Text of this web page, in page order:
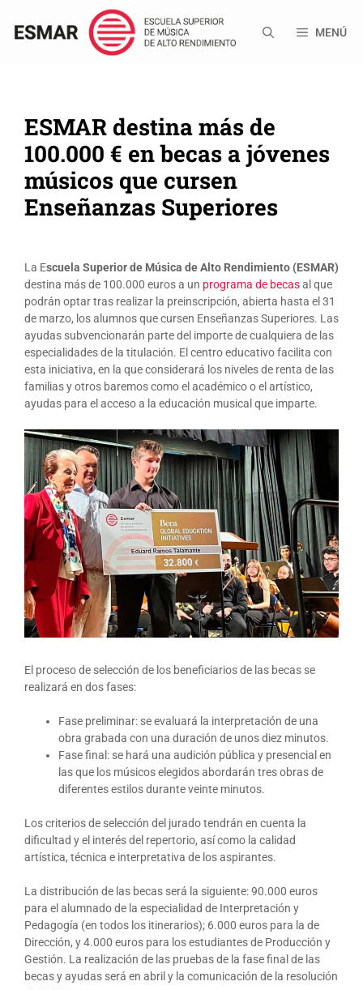
contenido
MENÚ
ESMAR destina más de
100.000 € en becas a jóvenes
músicos que cursen
Enseñanzas Superiores
La Escuela Superior de Música de Alto Rendimiento (ESMAR)
destina más de 100.000 euros a un programa de becasal que
podrán optar tras realizar la preinscripción, abierta hasta el 31
de marzo, los alumnos que cursen Enseñanzas Superiores. Las
ayudas subvencionarán parte del importe de cualquiera de las
especialidades de la titulación. El centro educativo facilita con
esta iniciativa, en la que considerará los niveles de renta de las
familias y otros baremos como el académico o el artístico,
ayudas para el acceso a la educación musical que imparte.
El proceso de selección de los beneficiarios de las becas se
realizará en dos fases:
Fase preliminar: se evaluará la interpretación de una
obra grabada con una duración de unos diez minutos.
Fase final: se hará una audición pública y presencial en
las que los músicos elegidos abordarán tres obras de
diferentes estilos durante veinte minutos.
Los criterios de selección del jurado tendrán en cuenta la
dificultad y el interés del repertorio, así como la calidad
artística, técnica e interpretativa de los aspirantes.
La distribución de las becas será la siguiente: 90.000 euros
para el alumnado de la especialidad de Interpretación y
Pedagogía (en todos los itinerarios); 6.000 euros para la de
Dirección, y 4.000 euros para los estudiantes de Producción y
Gestión. La realización de las pruebas de la fase final de las
becas y ayudas será en abril y la comunicación de la resolución